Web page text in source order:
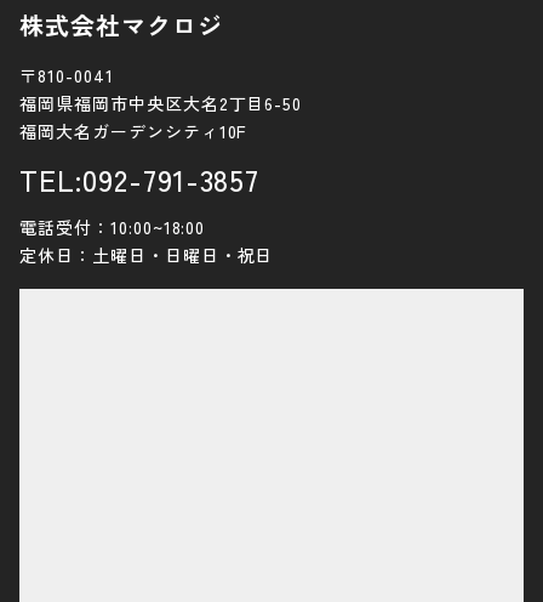
株式会社マクロジ
〒810-0041
福岡県福岡市中央区大名2丁目6-50
福岡大名ガーデンシティ10F
TEL:092-791-3857
電話受付：10:00~18:00
定休日：土曜日・日曜日・祝日